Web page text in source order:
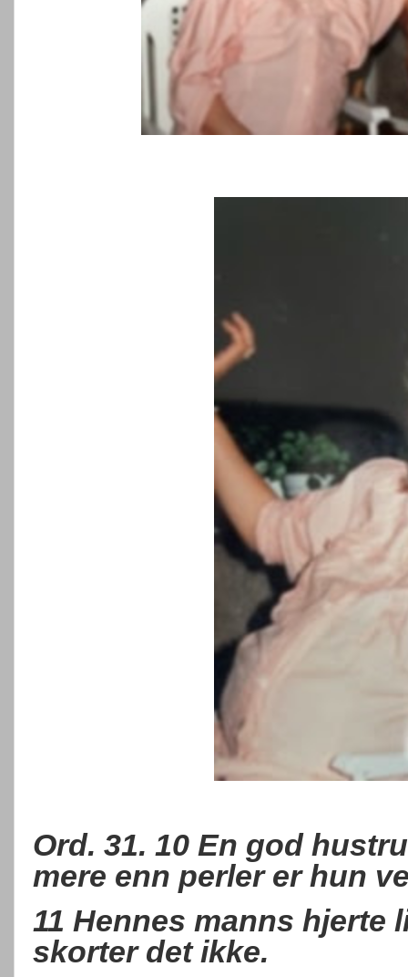
Ord. 31. 10 En god
mere enn perler er hun
11 Hennes manns hjerte
skorter det ikke.